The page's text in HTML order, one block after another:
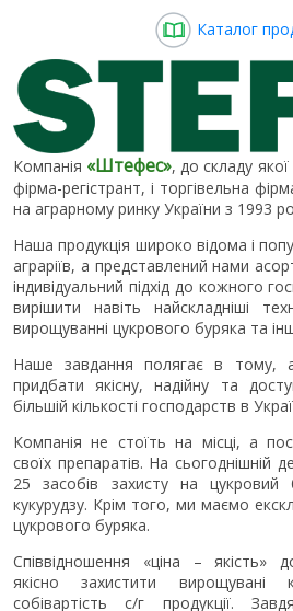
Каталог
Компанія «Штефес», до складу
фірма-регістрант, і торгівельна
на аграрному ринку України з 1993
Наша продукція широко відома і
аграріїв, а представлений нами
індивідуальний підхід до кожного
вирішити навіть найскладніші
вирощуванні цукрового буряка та
Наше завдання полягає в тому,
придбати якісну, надійну та
більшій кількості господарств в
Компанія не стоїть на місці, а
своїх препаратів. На сьогоднішній
25 засобів захисту на цукровий
кукурудзу. Крім того, ми маємо
цукрового буряка.
Співвідношення «ціна – якість»
якісно захистити вирощувані
собівартість с/г продукції.